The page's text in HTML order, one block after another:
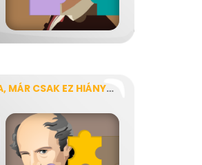
NA, MÁR CSAK EZ HIÁNYZIK!